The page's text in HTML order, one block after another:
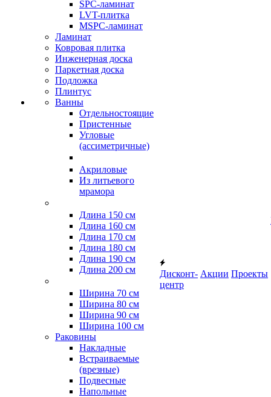
SPC-ламинат
LVT-плитка
MSPC-ламинат
Ламинат
Ковровая плитка
Инженерная доска
Паркетная доска
Подложка
Плинтус
Ванны
Отдельностоящие
Пристенные
Угловые
(ассиметричные)
Акриловые
Из литьевого
мрамора
Длина 150 см
Длина 160 см
Длина 170 см
Длина 180 см
Длина 190 см
Длина 200 см
Ширина 70 см
Ширина 80 см
Ширина 90 см
Ширина 100 см
Раковины
Накладные
Встраиваемые
(врезные)
Подвесные
Напольные
Дисконт-
центр
Акции Проекты